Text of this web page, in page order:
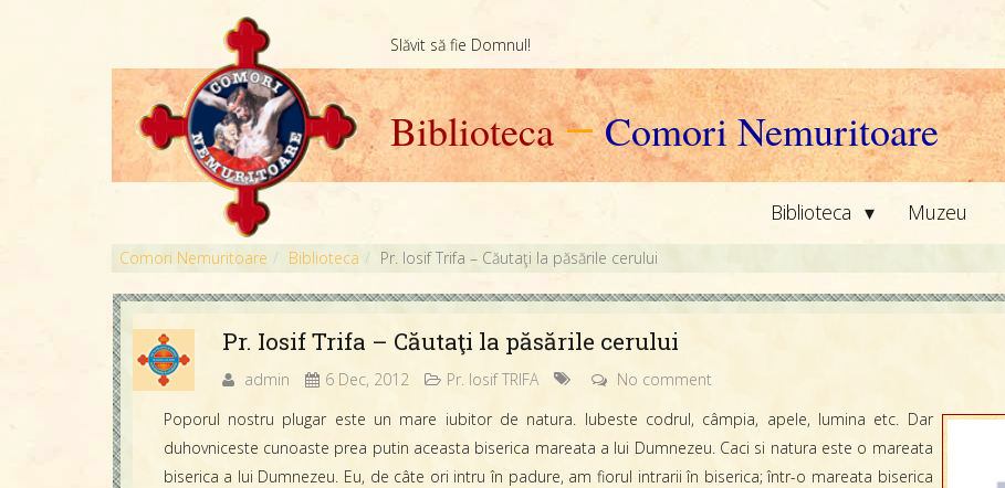
Slăvit să fie Domnul!
Biblioteca—Comori Nemuritoare
Biblioteca ▾ Muzeu
Comori Nemuritoare Biblioteca Pr. Iosif Trifa – Căutaţi la păsările cerului
Pr. Iosif Trifa – Căutaţi la păsările cerului
admin 6 Dec, 2012 Pr. Iosif TRIFA
No comment
Poporul nostru plugar este un mare iubitor de natura. Iubeste codrul, câmpia, apele, lumina etc. Dar
duhovniceste cunoaste prea putin aceasta biserica mareata a lui Dumnezeu. Caci si natura este o mareata
biserica a lui Dumnezeu. Eu, de câte ori intru în padure, am fiorul intrarii în biserica; într-o mareata biserica